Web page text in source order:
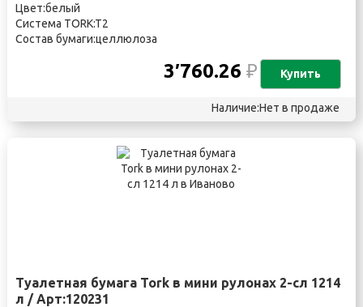
Цвет:белый
Система TORK:T2
Состав бумаги:целлюлоза
3′760.26₽ Купить
Наличие:Нет в продаже
Туалетная бумага Tork в мини рулонах 2-сл 1214
л / Арт:120231